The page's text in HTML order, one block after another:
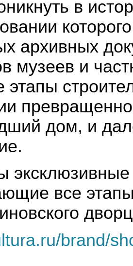
в
архивных
музеев и
этапы
дом, и
все
brand/